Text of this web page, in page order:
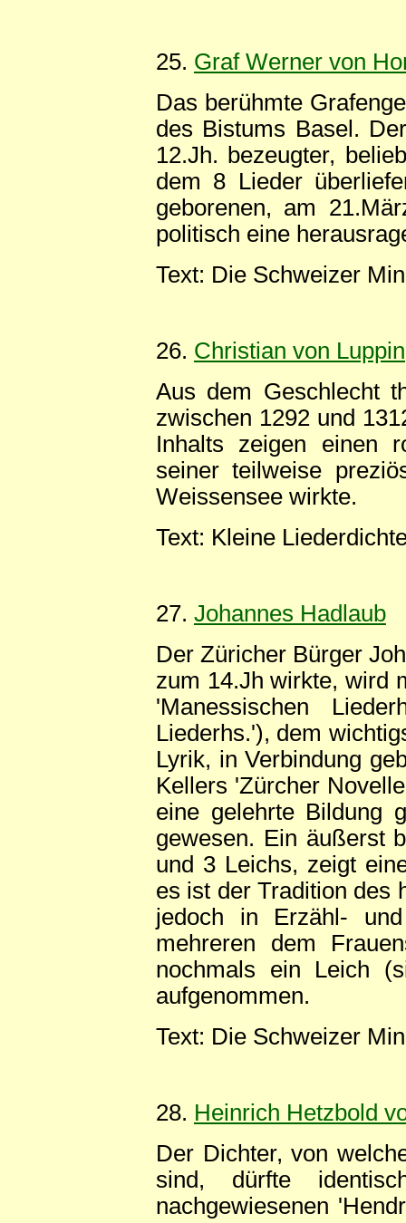
25. Graf Werner von
Das berühmte
des Bistums Basel.
12.Jh. bezeugter,
dem 8 Lieder
geborenen, am
politisch eine
Text: Die Schweizer
26. Christian von Luppin
Aus dem Geschlecht
zwischen 1292 und
Inhalts zeigen einen
seiner teilweise
Weissensee wirkte.
Text: Kleine
27. Johannes Hadlaub
Der Züricher Bürger
zum 14.Jh wirkte, wird
'Manessischen
Liederhs.'), dem
Lyrik, in Verbindung
Kellers 'Zürcher
eine gelehrte Bildung
gewesen. Ein äußerst
und 3 Leichs, zeigt
es ist der Tradition des
jedoch in Erzähl-
mehreren dem
nochmals ein Leich
aufgenommen.
Text: Die Schweizer
28. Heinrich Hetzbold
Der Dichter, von
sind, dürfte
nachgewiesenen